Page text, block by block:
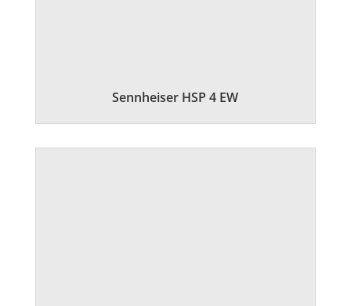
Sennheiser HSP 4 EW